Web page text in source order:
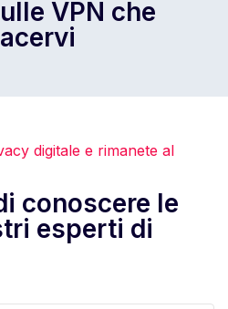
VPN che
digitale e rimanete al
conoscere le
esperti di